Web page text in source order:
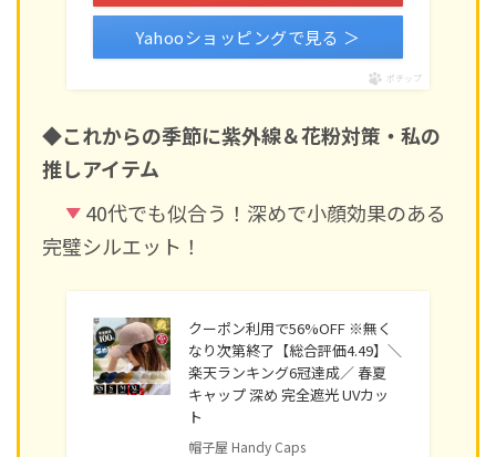
Yahooショッピングで見る ＞
ポチップ
◆これからの季節に紫外線＆花粉対策・私の
推しアイテム
40代でも似合う！深めで小顔効果のある
完璧シルエット！
クーポン利用で56%OFF ※無く
なり次第終了【総合評価4.49】＼
楽天ランキング6冠達成／ 春夏
キャップ 深め 完全遮光 UVカッ
ト
帽子屋 Handy Caps